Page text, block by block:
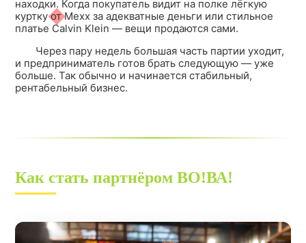
находки. Когда покупатель видит на полке лёгкую
куртку от Mexx за адекватные деньги или стильное
платье Calvin Klein — вещи продаются сами.
Через пару недель большая часть партии уходит,
и предприниматель готов брать следующую — уже
больше. Так обычно и начинается стабильный,
рентабельный бизнес.
Как стать партнёром ВО!ВА!